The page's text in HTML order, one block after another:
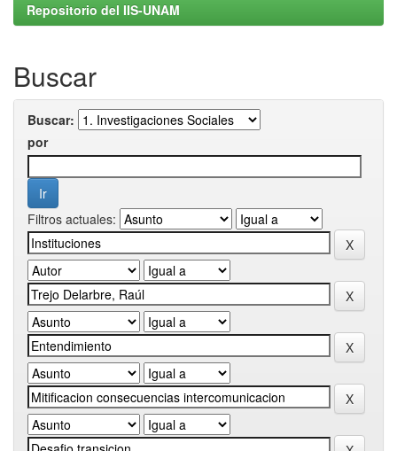
Repositorio del IIS-UNAM
Buscar
Buscar:
por
Filtros actuales: